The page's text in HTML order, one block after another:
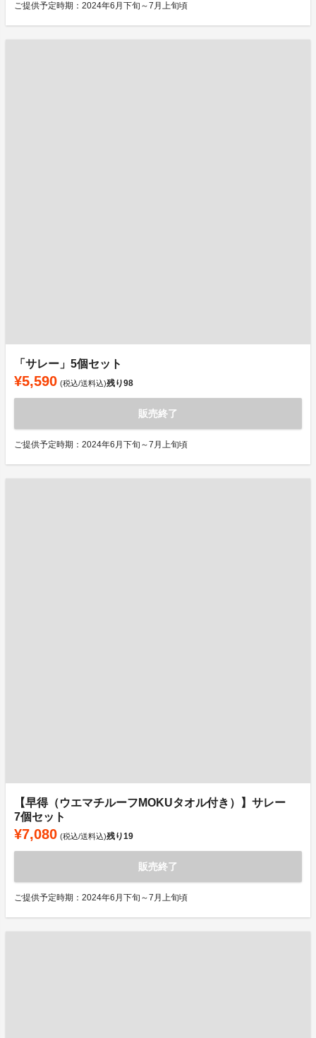
ご提供予定時期：2024年6月下旬～7月上旬頃
「サレー」5個セット
¥5,590 (税込/送料込)残り98
販売終了
ご提供予定時期：2024年6月下旬～7月上旬頃
【早得（ウエマチルーフMOKUタオル付き）】サレー
7個セット
¥7,080 (税込/送料込)残り19
販売終了
ご提供予定時期：2024年6月下旬～7月上旬頃